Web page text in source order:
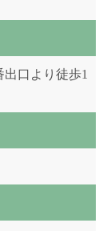
口より徒歩1